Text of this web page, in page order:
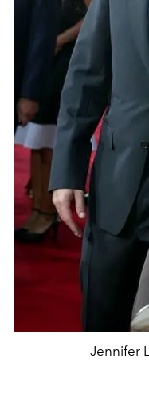
Jennifer